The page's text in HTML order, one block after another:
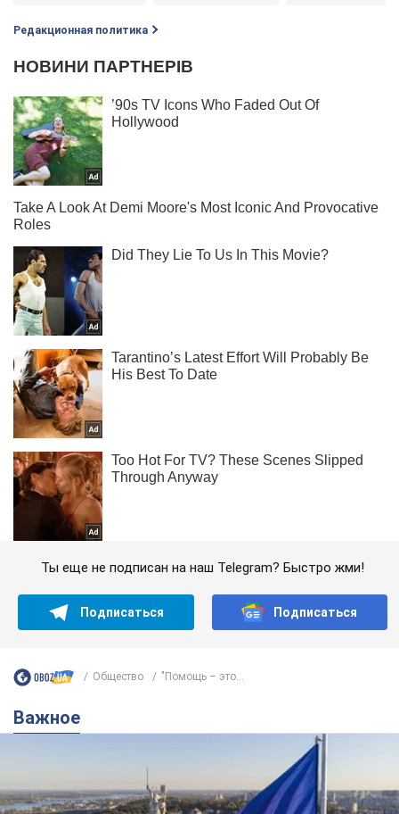
Редакционная политика
Ты еще не подписан на наш Telegram? Быстро жми!
Подписаться Подписаться
Общество "Помощь – это...
Важное